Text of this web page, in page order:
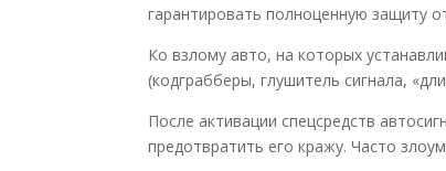
гарантировать полноценную защиту
Ко взлому авто, на которых
(кодграбберы, глушитель сигнала,
После активации спецсредств
предотвратить его кражу. Часто